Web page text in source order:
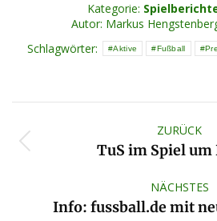
Kategorie:
Autor: Markus
Schlagwörter:
Aktive Fußball
ZURÜCK
TuS im Spiel um
NÄCHSTES
Info: fussball.de mit